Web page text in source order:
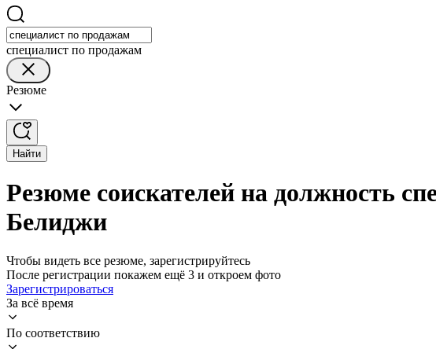
специалист по продажам
Резюме
Найти
Резюме соискателей на должность
Белиджи
Чтобы видеть все резюме, зарегистрируйтесь
После регистрации покажем ещё 3 и откроем фото
Зарегистрироваться
За всё время
По соответствию